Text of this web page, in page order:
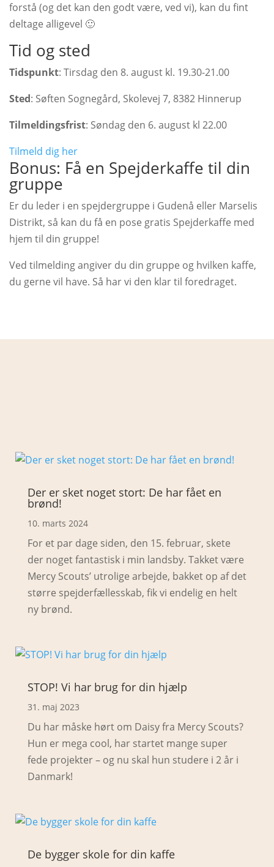
forstå (og det kan den godt være, ved vi), kan du fint
deltage alligevel 🙂
Tid og sted
Tidspunkt: Tirsdag den 8. august kl. 19.30-21.00
Sted: Søften Sognegård, Skolevej 7, 8382 Hinnerup
Tilmeldingsfrist: Søndag den 6. august kl 22.00
Tilmeld dig her
Bonus: Få en Spejderkaffe til din
gruppe
Er du leder i en spejdergruppe i Gudenå eller Marselis
Distrikt, så kan du få en pose gratis Spejderkaffe med
hjem til din gruppe!
Ved tilmelding angiver du din gruppe og hvilken kaffe,
du gerne vil have. Så har vi den klar til foredraget.
Der er sket noget stort: De har fået en
brønd!
10. marts 2024
For et par dage siden, den 15. februar, skete
der noget fantastisk i min landsby. Takket være
Mercy Scouts’ utrolige arbejde, bakket op af det
større spejderfællesskab, fik vi endelig en helt
ny brønd.
STOP! Vi har brug for din hjælp
31. maj 2023
Du har måske hørt om Daisy fra Mercy Scouts?
Hun er mega cool, har startet mange super
fede projekter – og nu skal hun studere i 2 år i
Danmark!
De bygger skole for din kaffe